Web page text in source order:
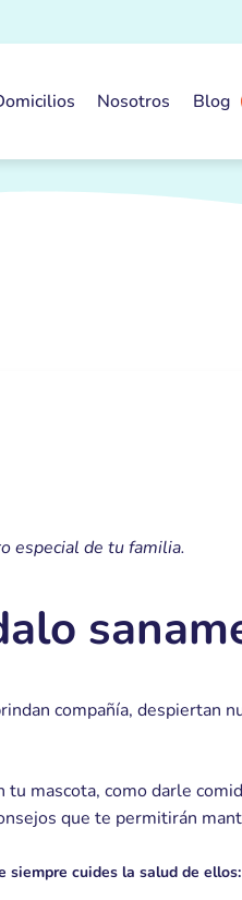
Nosotros Blog
especial de tu familia.
compañía, despiertan
mascota, como darle
que te permitirán
siempre cuides la salud de ellos: